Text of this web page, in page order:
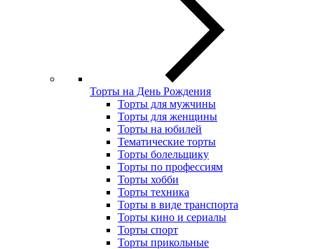
Торты на День Рождения
Торты для мужчины
Торты для женщины
Торты на юбилей
Тематические торты
Торты болельщику
Торты по профессиям
Торты хобби
Торты техника
Торты в виде транспорта
Торты кино и сериалы
Торты спорт
Торты прикольные